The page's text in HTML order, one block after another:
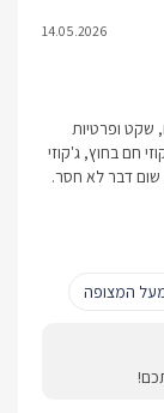
14.05.2026
שקט ופרטיות
חם בחוץ, ג'קוזי
שום דבר לא חסר.
המצופה